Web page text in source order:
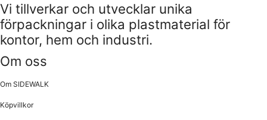
Vi tillverkar och utvecklar unika
förpackningar i olika plastmaterial för
kontor, hem och industri.
Om oss
Om SIDEWALK
Köpvillkor